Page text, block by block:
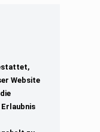
Website